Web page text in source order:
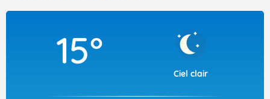
Articles
15°
Ciel clair